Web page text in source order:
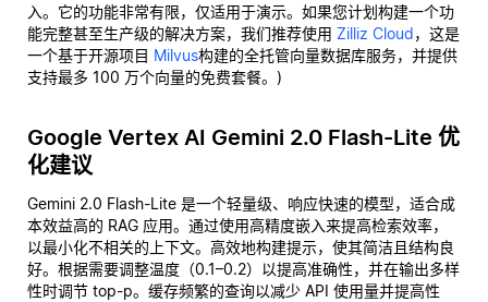
入。它的功能非常有限，仅适用于演示。如果您计划构建一个功
能完整甚至生产级的解决方案，我们推荐使用 Zilliz Cloud，这是
一个基于开源项目 Milvus构建的全托管向量数据库服务，并提供
支持最多 100 万个向量的免费套餐。)
Google Vertex AI Gemini 2.0 Flash-Lite 优
化建议
Gemini 2.0 Flash-Lite 是一个轻量级、响应快速的模型，适合成
本效益高的 RAG 应用。通过使用高精度嵌入来提高检索效率，
以最小化不相关的上下文。高效地构建提示，使其简洁且结构良
好。根据需要调整温度（0.1–0.2）以提高准确性，并在输出多样
性时调节 top-p。缓存频繁的查询以减少 API 使用量并提高性